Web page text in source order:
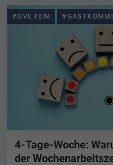
#OVE FEM
4-Tage-Woche:
der